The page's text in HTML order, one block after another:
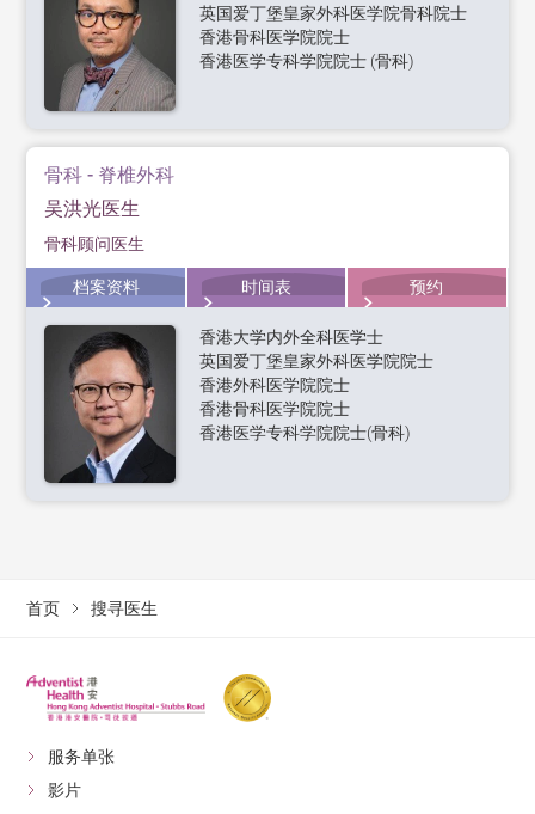
英国爱丁堡皇家外科医学院骨科院士
香港骨科医学院院士
香港医学专科学院院士 (骨科)
骨科 - 脊椎外科
吴洪光医生
骨科顾问医生
档案资料 时间表 预约
香港大学内外全科医学士
英国爱丁堡皇家外科医学院院士
香港外科医学院院士
香港骨科医学院院士
香港医学专科学院院士(骨科)
首页 搜寻医生
服务单张
影片